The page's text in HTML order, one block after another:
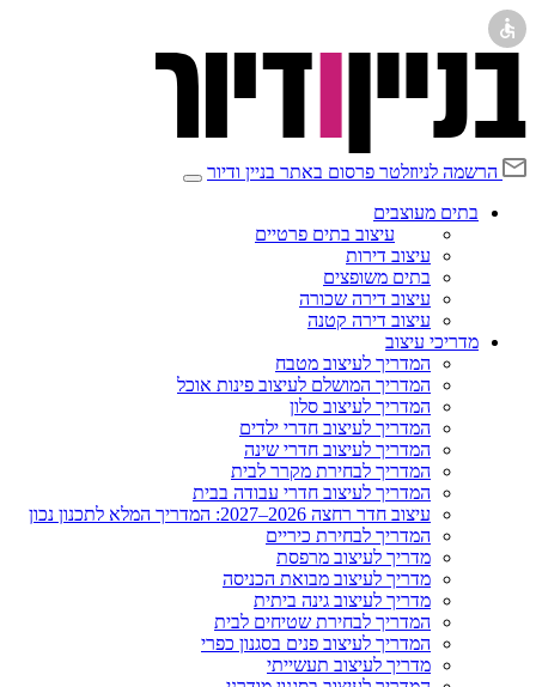
הרשמה לניוזלטר פרסום באתר בניין ודיור
בתים מעוצבים
עיצוב בתים פרטיים
עיצוב דירות
בתים משופצים
עיצוב דירה שכורה
עיצוב דירה קטנה
מדריכי עיצוב
המדריך לעיצוב מטבח
המדריך המושלם לעיצוב פינות אוכל
המדריך לעיצוב סלון
המדריך לעיצוב חדרי ילדים
המדריך לעיצוב חדרי שינה
המדריך לבחירת מקרר לבית
המדריך לעיצוב חדרי עבודה בבית
עיצוב חדר רחצה 2026–2027: המדריך המלא לתכנון נכון
המדריך לבחירת כיריים
מדריך לעיצוב מרפסת
מדריך לעיצוב מבואת הכניסה
מדריך לעיצוב גינה ביתית
המדריך לבחירת שטיחים לבית
המדריך לעיצוב פנים בסגנון כפרי
מדריך לעיצוב תעשייתי